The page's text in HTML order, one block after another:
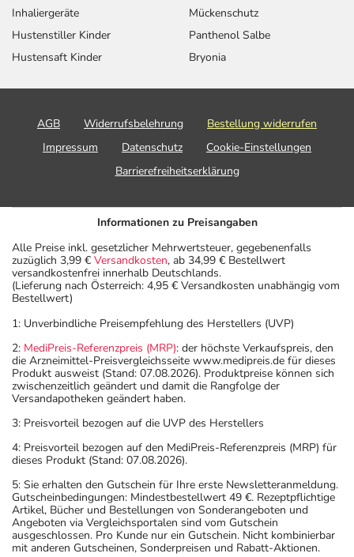
Inhaliergeräte
Hustenstiller Kinder
Hustensaft Kinder
Mückenschutz
Panthenol Salbe
Bryonia
AGB Widerrufsbelehrung
Bestellung widerrufen
Impressum
Datenschutz
Cookie-Einstellungen
Barrierefreiheitserklärung
Informationen zu Preisangaben
Alle Preise inkl. gesetzlicher Mehrwertsteuer, gegebenenfalls
zuzüglich 3,99 € Versandkosten, ab 34,99 € Bestellwert
versandkostenfrei innerhalb Deutschlands.
(Lieferung nach Österreich: 4,95 € Versandkosten unabhängig vom
Bestellwert)
1: Unverbindliche Preisempfehlung des Herstellers (UVP)
2: MediPreis-Referenzpreis (MRP): der höchste Verkaufspreis, den
die Arzneimittel-Preisvergleichsseite www.medipreis.de für dieses
Produkt ausweist (Stand: 07.08.2026). Produktpreise können sich
zwischenzeitlich geändert und damit die Rangfolge der
Versandapotheken geändert haben.
3: Preisvorteil bezogen auf die UVP des Herstellers
4: Preisvorteil bezogen auf den MediPreis-Referenzpreis (MRP) für
dieses Produkt (Stand: 07.08.2026).
5: Sie erhalten den Gutschein für Ihre erste Newsletteranmeldung.
Gutscheinbedingungen: Mindestbestellwert 49 €. Rezeptpflichtige
Artikel, Bücher und Bestellungen von Sonderangeboten und
Angeboten via Vergleichsportalen sind vom Gutschein
ausgeschlossen. Pro Kunde nur ein Gutschein. Nicht kombinierbar
mit anderen Gutscheinen, Sonderpreisen und Rabatt-Aktionen.